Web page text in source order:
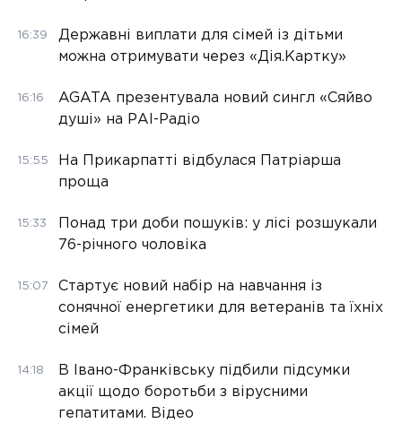
16:39
Державні виплати для сімей із дітьми
можна отримувати через «Дія.Картку»
16:16
AGATA презентувала новий сингл «Сяйво
душі» на РАІ-Радіо
15:55
На Прикарпатті відбулася Патріарша
проща
15:33
Понад три доби пошуків: у лісі розшукали
76-річного чоловіка
15:07
Стартує новий набір на навчання із
сонячної енергетики для ветеранів та їхніх
сімей
14:18
В Івано-Франківську підбили підсумки
акції щодо боротьби з вірусними
гепатитами. Відео